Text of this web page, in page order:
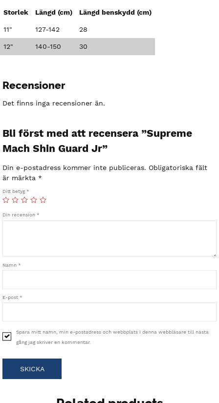
Storlek Längd (cm) Längd benskydd (cm)
11" 127-142 28
12" 140-150 30
Recensioner
Det finns inga recensioner än.
Bli först med att recensera ”Supreme
Mach Shin Guard Jr”
Din e-postadress kommer inte publiceras. Obligatoriska fält
är märkta*
Ditt betyg*
Din recension*
Namn*
E-post*
Spara mitt namn, min e-postadress och webbplats i denna webbläsare till nästa
gång jag skriver en kommentar.